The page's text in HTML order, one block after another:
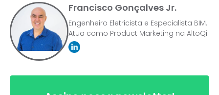
Francisco Gonçalves Jr.
Engenheiro Eletricista e Especialista BIM.
Atua como Product Marketing na AltoQi.